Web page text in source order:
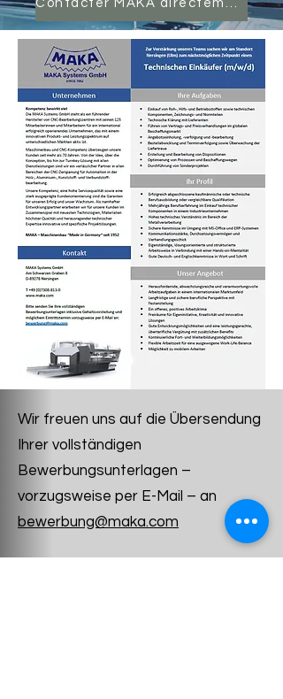
Wir freuen uns auf die Übersendung
Ihrer vollständigen
Bewerbungsunterlagen –
vorzugsweise per E-Mail – an
bewerbung@maka.com